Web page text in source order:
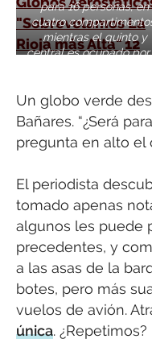
para 16 personas, en
cuatro
mientras el quinto y
central es ocupado por
Un globo verde
Bañares. “¿Será
pregunta en alto el
El periodista
tomado apenas
algunos les puede
precedentes, y
a las asas de la
botes, pero más
vuelos de avión.
única. ¿Repetimos?